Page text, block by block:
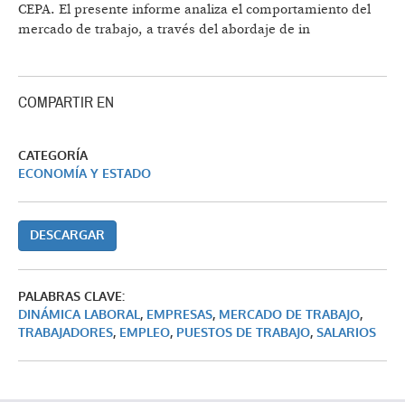
CEPA. El presente informe analiza el comportamiento del
mercado de trabajo, a través del abordaje de in
COMPARTIR EN
CATEGORÍA
ECONOMÍA Y ESTADO
DESCARGAR
PALABRAS CLAVE:
DINÁMICA LABORAL, EMPRESAS, MERCADO DE TRABAJO,
TRABAJADORES, EMPLEO, PUESTOS DE TRABAJO, SALARIOS